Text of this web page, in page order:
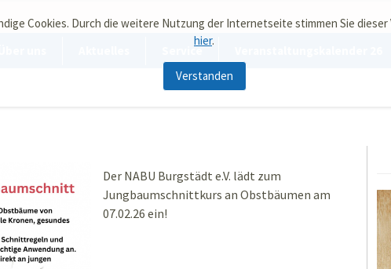
Cookies. Durch die weitere Nutzung der Internetseite stimmen Sie
hier.
Verstanden
Service
Der NABU Burgstädt e.V. lädt zum
Jungbaumschnittkurs an Obstbäumen am
07.02.26 ein!